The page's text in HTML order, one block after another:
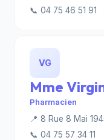
📞 04 75 46 51 91
VG
Mme
Pharmacien
📍 8 Rue 8 Mai
📞 04 75 57 34 11